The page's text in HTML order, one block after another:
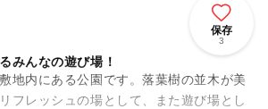
保存
3
みんなの遊び場！
地内にある公園です。落葉樹の並木が美
フレッシュの場として、また遊び場とし